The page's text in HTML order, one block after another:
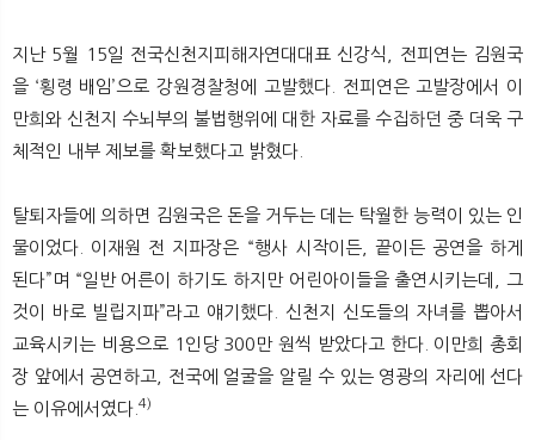
지난 5월 15일 전국신천지피해자연대대표 신강식, 전피연는 김원국
을 ‘횡령 배임’으로 강원경찰청에 고발했다. 전피연은 고발장에서 이
만희와 신천지 수뇌부의 불법행위에 대한 자료를 수집하던 중 더욱 구
체적인 내부 제보를 확보했다고 밝혔다.
탈퇴자들에 의하면 김원국은 돈을 거두는 데는 탁월한 능력이 있는 인
물이었다. 이재원 전 지파장은 “행사 시작이든, 끝이든 공연을 하게
된다”며 “일반 어른이 하기도 하지만 어린아이들을 출연시키는데, 그
것이 바로 빌립지파”라고 얘기했다. 신천지 신도들의 자녀를 뽑아서
교육시키는 비용으로 1인당 300만 원씩 받았다고 한다. 이만희 총회
장 앞에서 공연하고, 전국에 얼굴을 알릴 수 있는 영광의 자리에 선다
는 이유에서였다. 4)